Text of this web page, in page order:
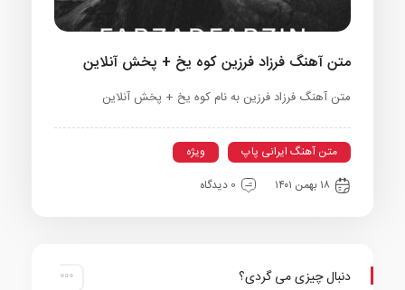
متن آهنگ فرزاد فرزین کوه یخ + پخش آنلاین
متن آهنگ فرزاد فرزین به نام کوه یخ + پخش آنلاین
متن آهنگ ایرانی پاپ
ویژه
۱۸ بهمن ۱۴۰۱
0 دیدگاه
دنبال چیزی می گردی؟